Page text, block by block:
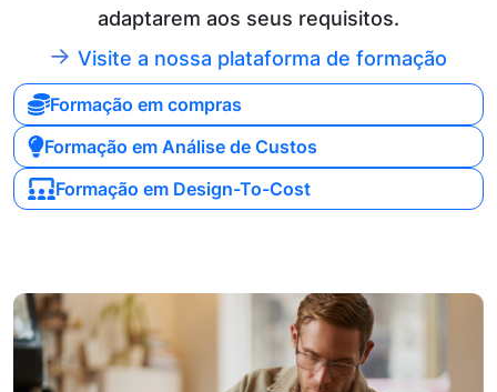
adaptarem aos seus requisitos.
Visite a nossa plataforma de formação
Formação em compras
Formação em Análise de Custos
Formação em Design-To-Cost